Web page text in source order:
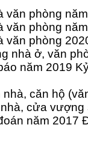
văn phòng
văn phòng
văn phòng
nhà ở, văn
năm 2019
căn hộ
cửa vượng
năm 2017